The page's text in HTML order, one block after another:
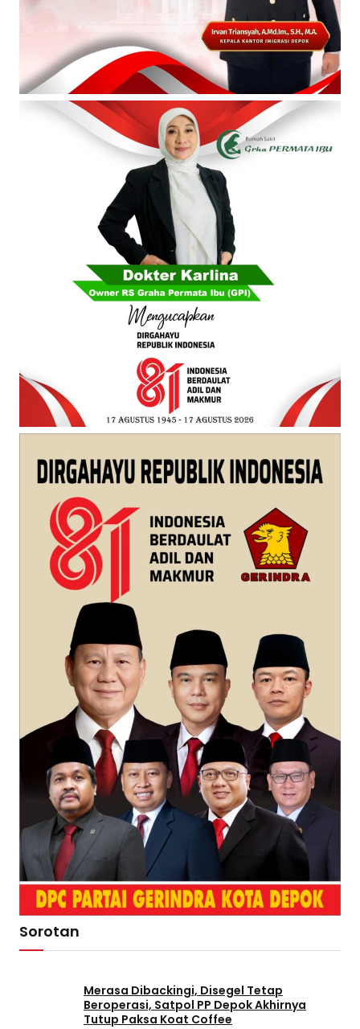
Sorotan
Merasa Dibackingi, Disegel Tetap
Beroperasi, Satpol PP Depok Akhirnya
Tutup Paksa Koat Coffee